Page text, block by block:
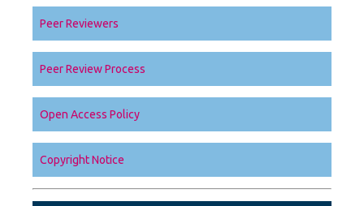
Peer Reviewers
Peer Review Process
Open Access Policy
Copyright Notice